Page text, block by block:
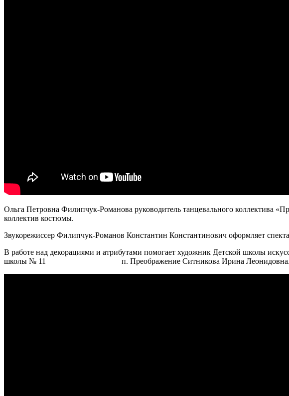
Ольга Петровна Филипчук-Романова руководитель танцевального коллектива
коллектив костюмы.
Звукорежиссер Филипчук-Романов Константин Константинович оформляет
В работе над декорациями и атрибутами помогает художник Детской школы
школы № 11 п. Преображение Ситникова Ирина Леонидовна.